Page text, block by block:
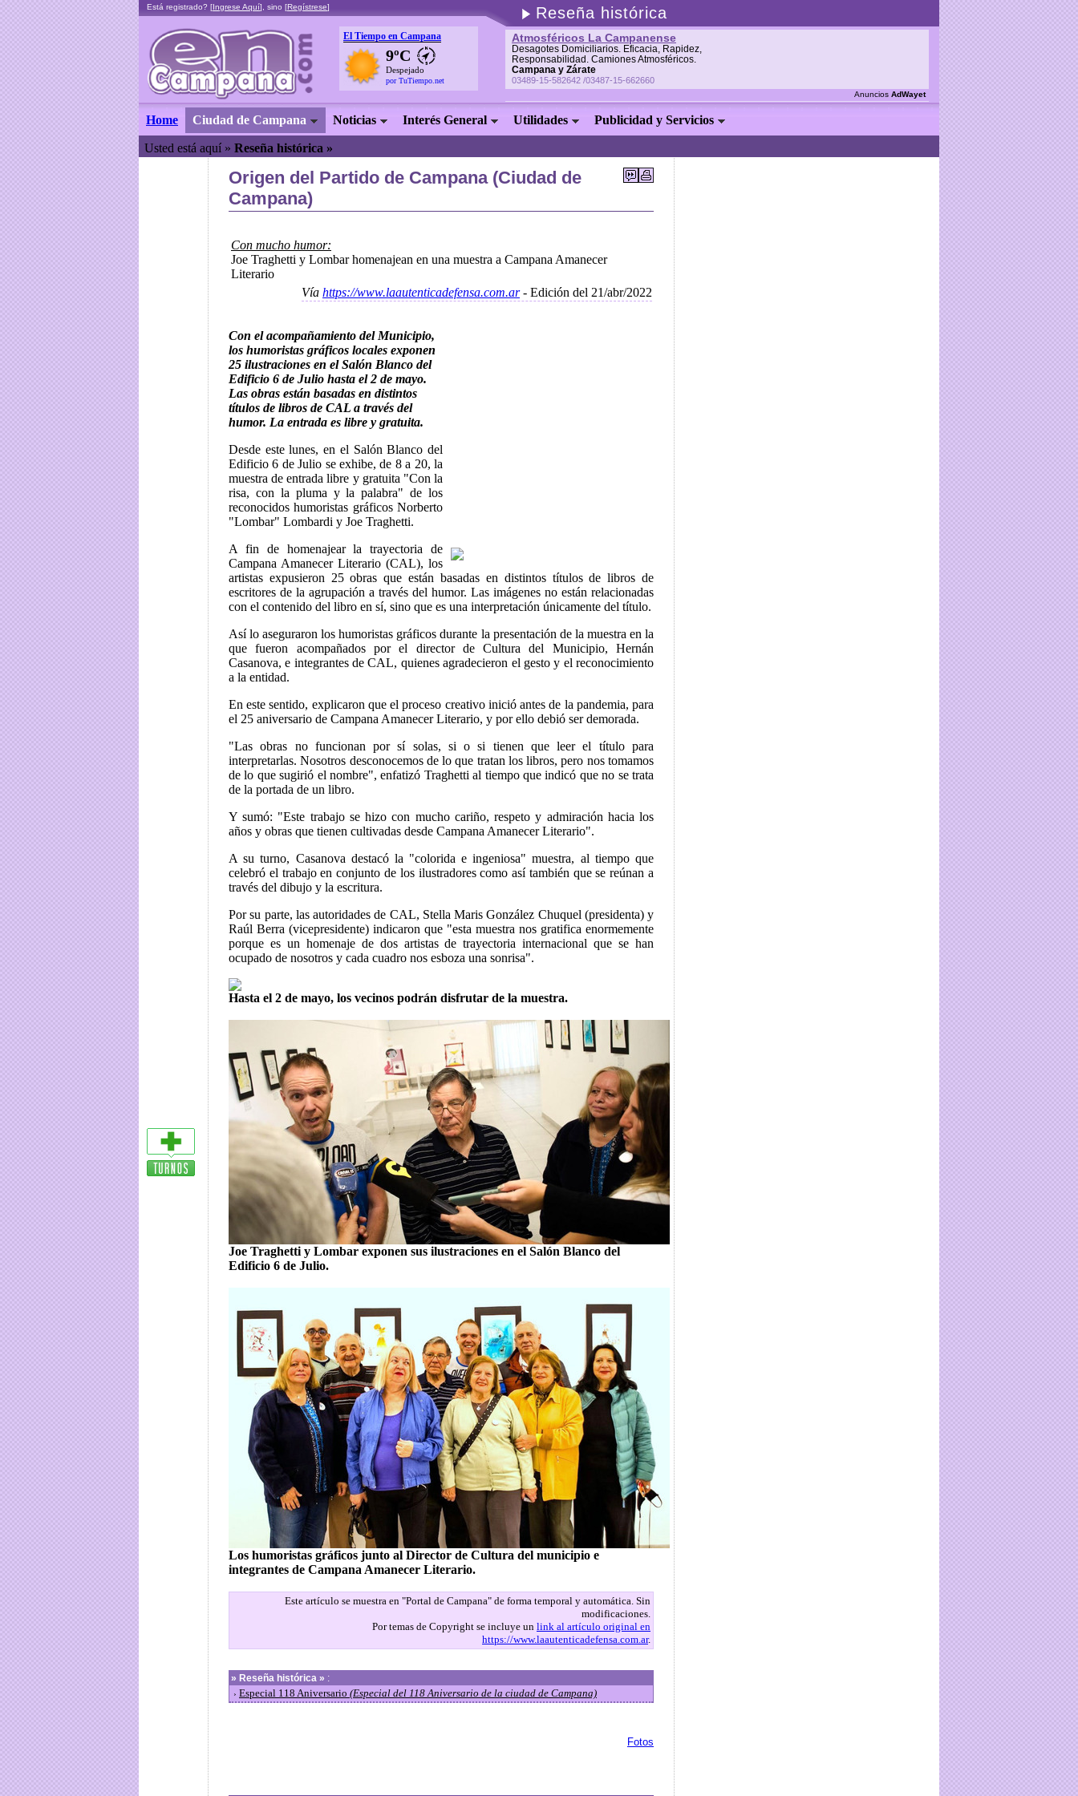
Está registrado? [Ingrese Aquí], sino [Regístrese] Reseña histórica
Atmosféricos La Campanense
Desagotes Domiciliarios. Eficacia, Rapidez,
Responsabilidad. Camiones Atmosféricos.
Campana y Zárate
03489-15-582642 /03487-15-662660
Anuncios AdWayet
El Tiempo en Campana
9ºC
Despejado
por TuTiempo.net
Home Ciudad de Campana Noticias Interés General Utilidades Publicidad y Servicios
Usted está aquí » Reseña histórica »
Origen del Partido de Campana (Ciudad de
Campana)
Con mucho humor:
Joe Traghetti y Lombar homenajean en una muestra a Campana Amanecer
Literario
Vía https://www.laautenticadefensa.com.ar- Edición del 21/abr/2022
Con el acompañamiento del Municipio,
los humoristas gráficos locales exponen
25 ilustraciones en el Salón Blanco del
Edificio 6 de Julio hasta el 2 de mayo.
Las obras están basadas en distintos
títulos de libros de CAL a través del
humor. La entrada es libre y gratuita.
Desde este lunes, en el Salón Blanco del
Edificio 6 de Julio se exhibe, de 8 a 20, la
muestra de entrada libre y gratuita "Con la
risa, con la pluma y la palabra" de los
reconocidos humoristas gráficos Norberto
"Lombar" Lombardi y Joe Traghetti.
A fin de homenajear la trayectoria de
Campana Amanecer Literario (CAL), los
artistas expusieron 25 obras que están basadas en distintos títulos de libros de
escritores de la agrupación a través del humor. Las imágenes no están relacionadas
con el contenido del libro en sí, sino que es una interpretación únicamente del título.
Así lo aseguraron los humoristas gráficos durante la presentación de la muestra en la
que fueron acompañados por el director de Cultura del Municipio, Hernán
Casanova, e integrantes de CAL, quienes agradecieron el gesto y el reconocimiento
a la entidad.
En este sentido, explicaron que el proceso creativo inició antes de la pandemia, para
el 25 aniversario de Campana Amanecer Literario, y por ello debió ser demorada.
"Las obras no funcionan por sí solas, si o si tienen que leer el título para
interpretarlas. Nosotros desconocemos de lo que tratan los libros, pero nos tomamos
de lo que sugirió el nombre", enfatizó Traghetti al tiempo que indicó que no se trata
de la portada de un libro.
Y sumó: "Este trabajo se hizo con mucho cariño, respeto y admiración hacia los
años y obras que tienen cultivadas desde Campana Amanecer Literario".
A su turno, Casanova destacó la "colorida e ingeniosa" muestra, al tiempo que
celebró el trabajo en conjunto de los ilustradores como así también que se reúnan a
través del dibujo y la escritura.
Por su parte, las autoridades de CAL, Stella Maris González Chuquel (presidenta) y
Raúl Berra (vicepresidente) indicaron que "esta muestra nos gratifica enormemente
porque es un homenaje de dos artistas de trayectoria internacional que se han
ocupado de nosotros y cada cuadro nos esboza una sonrisa".
Hasta el 2 de mayo, los vecinos podrán disfrutar de la muestra.
Joe Traghetti y Lombar exponen sus ilustraciones en el Salón Blanco del
Edificio 6 de Julio.
Los humoristas gráficos junto al Director de Cultura del municipio e
integrantes de Campana Amanecer Literario.
Este artículo se muestra en "Portal de Campana" de forma temporal y automática. Sin
modificaciones.
Por temas de Copyright se incluye un link al artículo original en
https://www.laautenticadefensa.com.ar.
» Reseña histórica » :
› Especial 118 Aniversario (Especial del 118 Aniversario de la ciudad de Campana)
Fotos